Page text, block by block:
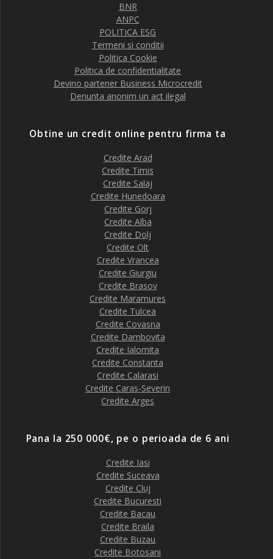
BNR
ANPC
POLITICA ESG
Termeni si conditii
Politica Cookie
Politica de confidentialitate
Devino partener Business Microcredit
Denunta anonim un act ilegal
Obtine un credit online pentru firma ta
Credite Arad
Credite Timis
Credite Salaj
Credite Hunedoara
Credite Gorj
Credite Alba
Credite Dolj
Credite Olt
Credite Vrancea
Credite Giurgiu
Credite Brasov
Credite Maramures
Credite Tulcea
Credite Covasna
Credite Dambovita
Credite Ialomita
Credite Constanta
Credite Calarasi
Credite Caras-Severin
Credite Arges
Pana la 250 000€, pe o perioada de 6 ani
Credite Iasi
Credite Suceava
Credite Cluj
Credite Bucuresti
Credite Bacau
Credite Braila
Credite Buzau
Credite Botosani